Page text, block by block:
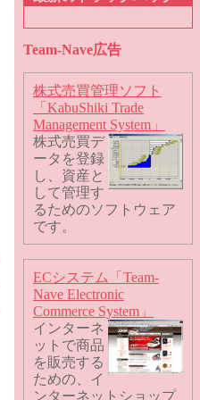
Team-Nave広告
株式売買管理ソフト
「KabuShiki Trade
Management System」
株式売買デ
ータを登録
し、資産と
して管理す
るためのソフトウェア
です。
ECシステム「Team-
Nave Electronic
Commerce System」
インターネ
ットで商品
を販売する
ための、イ
ンターネットショップ